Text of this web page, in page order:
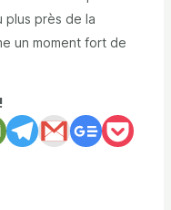
plus près de la
un moment fort de